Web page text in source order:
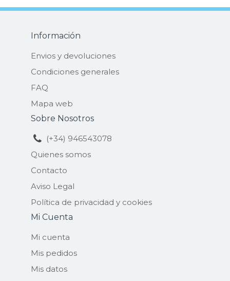
Información
Envios y devoluciones
Condiciones generales
FAQ
Mapa web
Sobre Nosotros
(+34) 946543078
Quienes somos
Contacto
Aviso Legal
Política de privacidad y cookies
Mi Cuenta
Mi cuenta
Mis pedidos
Mis datos